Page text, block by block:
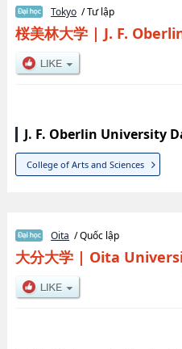
Tokyo / Tư lập
桜美林大学| J. F.
J. F. Oberlin University
College of Arts and Sciences
Oita / Quốc lập
大分大学| Oita